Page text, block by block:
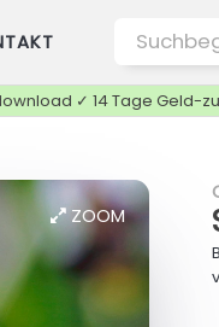
✓ 14 Tage Geld-
ZOOM